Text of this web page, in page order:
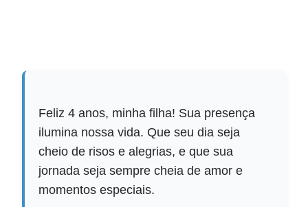
Feliz 4 anos, minha filha! Sua presença
ilumina nossa vida. Que seu dia seja
cheio de risos e alegrias, e que sua
jornada seja sempre cheia de amor e
momentos especiais.